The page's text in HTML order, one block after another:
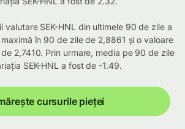
valutare SEK-HNL din ultimele 90 de zile a
în 90 de zile de 2,8861 și o valoare
2,7410. Prin urmare, media pe 90 de zile
SEK-HNL a fost de -1.49.
cursurile pieței